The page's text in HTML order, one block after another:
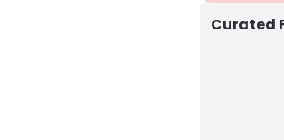
Curated